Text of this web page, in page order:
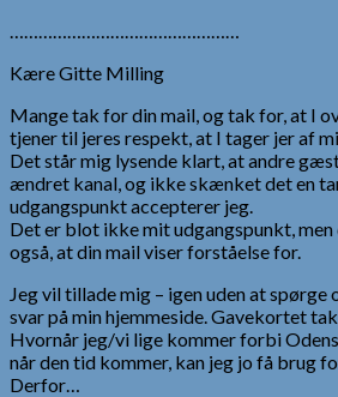
…………………………………………
Kære Gitte Milling
Mange tak for din mail, og tak for, at I
tjener til jeres respekt, at I tager jer af
Det står mig lysende klart, at andre
ændret kanal, og ikke skænket det en
udgangspunkt accepterer jeg.
Det er blot ikke mit udgangspunkt,
også, at din mail viser forståelse for.
Jeg vil tillade mig – igen uden at
svar på min hjemmeside. Gavekortet
Hvornår jeg/vi lige kommer forbi
når den tid kommer, kan jeg jo få brug
Derfor…